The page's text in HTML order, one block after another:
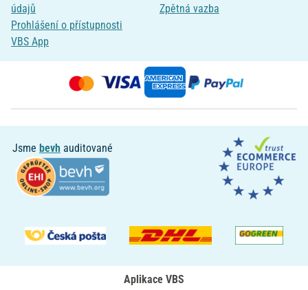
údajů
Prohlášení o přístupnosti
VBS App
Zpětná vazba
Jsme bevh auditované
Aplikace VBS